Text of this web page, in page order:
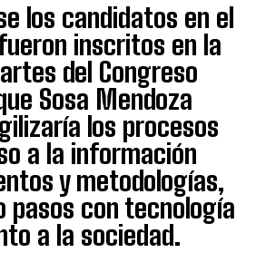
los candidatos en el
inscritos en la
del Congreso
Sosa Mendoza
los procesos
a la información
y metodologías,
pasos con tecnología
a la sociedad.